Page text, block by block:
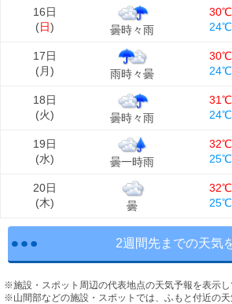
16日
(日) 曇時々雨
30℃
24℃
17日
(月) 雨時々曇
30℃
24℃
18日
(火) 曇時々雨
31℃
24℃
19日
(水) 曇一時雨
32℃
25℃
20日
(木) 曇
32℃
25℃
2週間先までの天気
※施設・スポット周辺の代表地点の天気予報を表示し
※山間部などの施設・スポットでは、ふもと付近の天